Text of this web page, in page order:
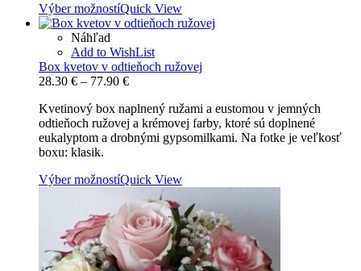
Výber možnostíQuick View
Náhľad
Add to WishList
Box kvetov v odtieňoch ružovej
28.30 € – 77.90 €Price
28.30 €
through
77.90 €
Kvetinový box naplnený ružami a eustomou v jemných
odtieňoch ružovej a krémovej farby, ktoré sú doplnené
eukalyptom a drobnými gypsomilkami. Na fotke je veľkosť
boxu: klasik.
Výber možnostíQuick View